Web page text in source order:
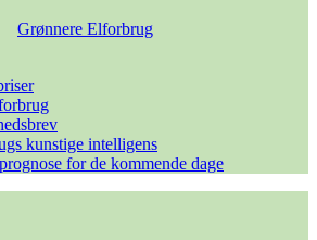
Grønnere Elforbrug
kunstige intelligens
for de kommende dage